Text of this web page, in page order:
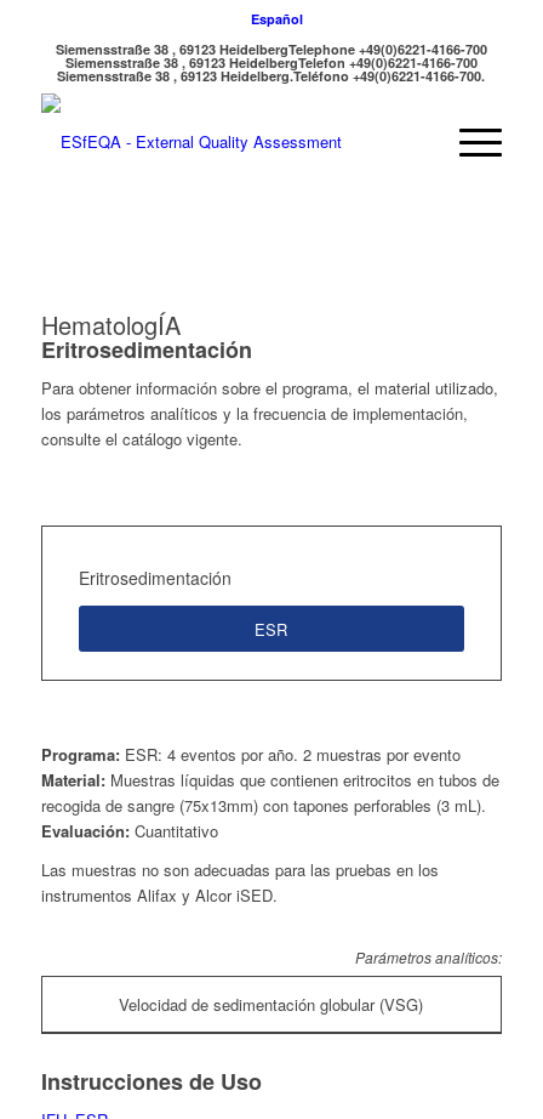
Español
Siemensstraße 38 , 69123 HeidelbergTelephone +49(0)6221-4166-700
Siemensstraße 38 , 69123 HeidelbergTelefon +49(0)6221-4166-700
Siemensstraße 38 , 69123 Heidelberg.Teléfono +49(0)6221-4166-700.
HematologÍA
Eritrosedimentación
Para obtener información sobre el programa, el material utilizado,
los parámetros analíticos y la frecuencia de implementación,
consulte el catálogo vigente.
Eritrosedimentación
ESR
Programa:ESR: 4 eventos por año. 2 muestras por evento
Material:Muestras líquidas que contienen eritrocitos en tubos de
recogida de sangre (75x13mm) con tapones perforables (3 mL).
Evaluación:Cuantitativo
Las muestras no son adecuadas para las pruebas en los
instrumentos Alifax y Alcor iSED.
Parámetros analíticos:
Velocidad de sedimentación globular (VSG)
Instrucciones de Uso